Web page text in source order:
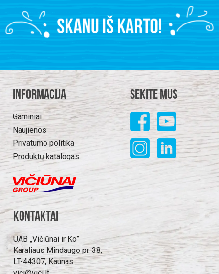
Informacija
Gaminiai
Naujienos
Privatumo politika
Produktų katalogas
Sekite mus
Kontaktai
UAB „Vičiūnai ir Ko”
Karaliaus Mindaugo pr. 38,
LT-44307, Kaunas